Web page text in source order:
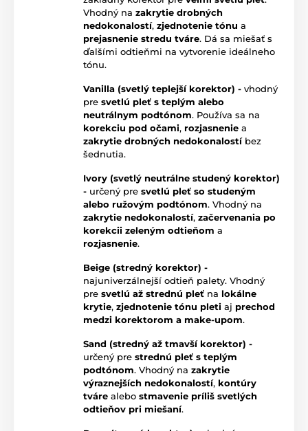
Vhodný na zakrytie drobných
nedokonalostí, zjednotenie tónu a
prejasnenie stredu tváre. Dá sa miešať s
ďalšími odtieňmi na vytvorenie ideálneho
tónu.
Vanilla (svetlý teplejší korektor) - vhodný
pre svetlú pleť s teplým alebo
neutrálnym podtónom. Používa sa na
korekciu pod očami, rozjasnenie a
zakrytie drobných nedokonalostíbez
šednutia.
Ivory (svetlý neutrálne studený korektor)
- určený pre svetlú pleť so studeným
alebo ružovým podtónom. Vhodný na
zakrytie nedokonalostí, začervenania po
korekcii zeleným odtieňom a
rozjasnenie.
Beige (stredný korektor) -
najuniverzálnejší odtieň palety. Vhodný
pre svetlú až strednú pleť na lokálne
krytie, zjednotenie tónu pleti aj prechod
medzi korektorom a make-upom.
Sand (stredný až tmavší korektor) -
určený pre strednú pleť s teplým
podtónom. Vhodný na zakrytie
výraznejších nedokonalostí, kontúry
tváre alebo stmavenie príliš svetlých
odtieňov pri miešaní.